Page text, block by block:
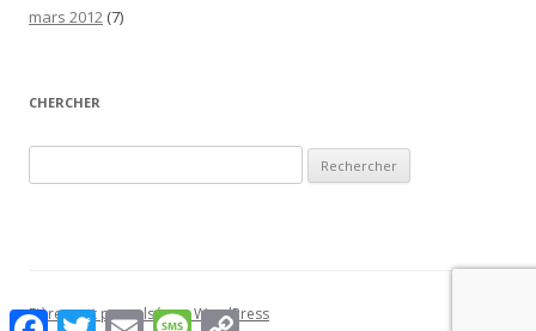
mars 2012 (7)
CHERCHER
Fièrement propulsé par WordPress
FacebookTwitterEmail Message
Copy